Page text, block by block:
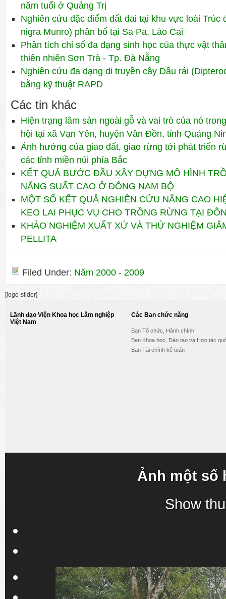
năm tuổi ở Quảng Trị
Nghiên cứu đặc điểm đất đai tại khu vực loài Trúc
nigra Munro) phân bố tại Sa Pa, Lào Cai
Phân tích chỉ số đa dạng sinh học của thực vật
thiên nhiên Sơn Trà - Tp. Đà Nẵng
Nghiên cứu đa dạng di truyền cây Dầu rái
bằng kỹ thuật RAPD
Các tin khác
Hiện trạng lâm sản ngoài gỗ và vai trò của nó
hội tại xã Vạn Yên, huyện Vân Đồn, tỉnh Quảng
Ảnh hưởng của giao đất, giao rừng tới phát triển
các tỉnh miền núi phía Bắc
KẾT QUẢ BƯỚC ĐẦU XÂY DỰNG MÔ HÌNH
NĂNG SUẤT CAO Ở ĐÔNG NAM BỘ
MỘT SỐ KẾT QUẢ NGHIÊN CỨU NÂNG CAO
KEO LAI PHỤC VỤ CHO TRỒNG RỪNG TẠI
KHẢO NGHIỆM XUẤT XỨ VÀ THỬ NGHIỆM
PELLITA
Filed Under: Năm 2000 - 2009
[logo-slider]
Lãnh đạo Viện Khoa học Lâm nghiệp
Việt Nam
Các Ban chức năng
Ban Tổ chức, Hành chính
Ban Khoa học, Đào tạo và Hợp tác
Ban Tài chính kế toán
Ảnh một số
Show